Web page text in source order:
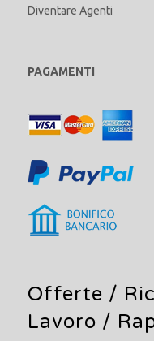
Diventare Agenti
PAGAMENTI
Offerte /
Lavoro /